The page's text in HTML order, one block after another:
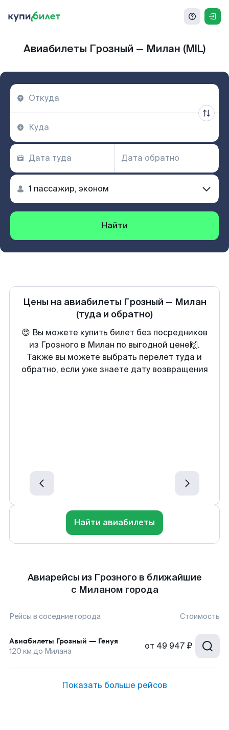
Авиабилеты Грозный — Милан (MIL)
Найти
Цены на авиабилеты Грозный — Милан
(туда и обратно)
😍 Вы можете купить билет без посредников
из Грозного в Милан по выгодной цене🙌.
Также вы можете выбрать перелет туда и
обратно, если уже знаете дату возвращения
Найти авиабилеты
Авиарейсы из Грозного в ближайшие
с Миланом города
Рейсы в соседние города Стоимость
Авиабилеты Грозный — Генуя
120 км до Милана от 49 947 ₽
Показать больше рейсов